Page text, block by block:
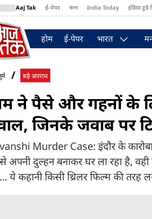
Aaj Tak ई-पेपर বাংলা India Today इंडिया टुडे
होम ई-पेपर भारत
बड़े अपराध
ने पैसे और गहनों के
जिनके जवाब पर
Murder Case: इंदौर के
अपनी दुल्हन बनाकर घर ला रहा है,
ये कहानी किसी थ्रिलर फिल्म की